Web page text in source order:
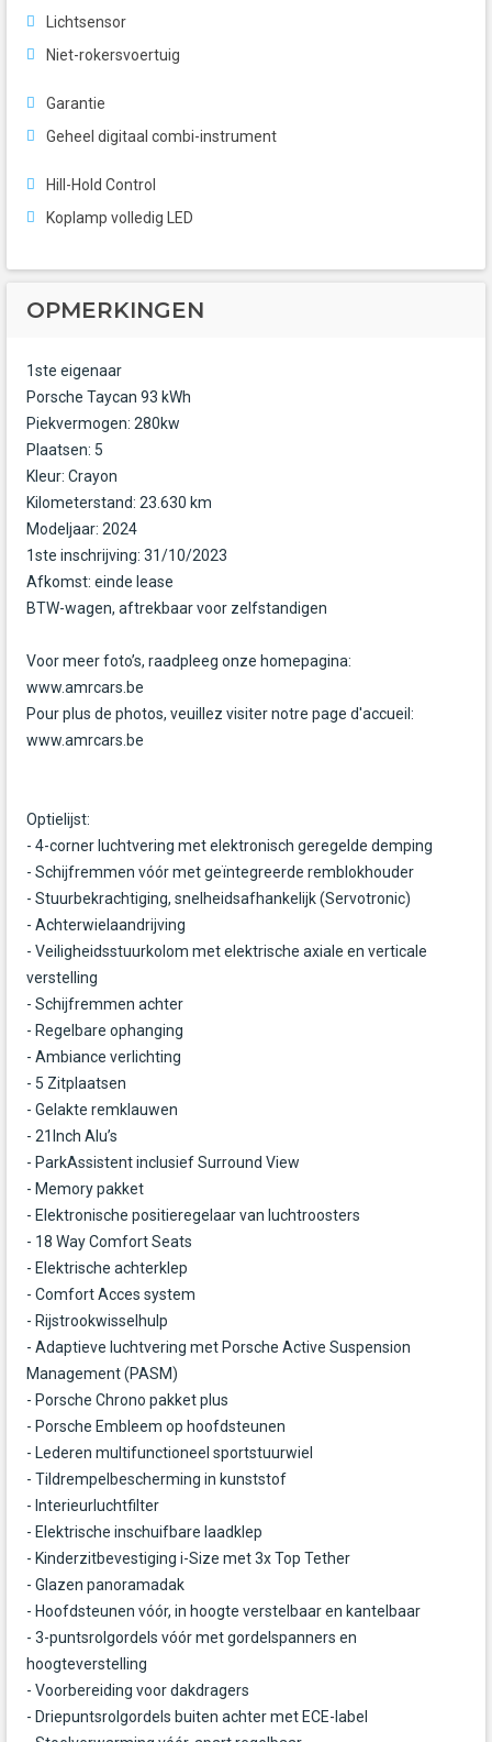
Lichtsensor
Niet-rokersvoertuig
Garantie
Geheel digitaal combi-instrument
Hill-Hold Control
Koplamp volledig LED
OPMERKINGEN
1ste eigenaar
Porsche Taycan 93 kWh
Piekvermogen: 280kw
Plaatsen: 5
Kleur: Crayon
Kilometerstand: 23.630 km
Modeljaar: 2024
1ste inschrijving: 31/10/2023
Afkomst: einde lease
BTW-wagen, aftrekbaar voor zelfstandigen
Voor meer foto’s, raadpleeg onze homepagina:
www.amrcars.be
Pour plus de photos, veuillez visiter notre page d'accueil:
www.amrcars.be
Optielijst:
- 4-corner luchtvering met elektronisch geregelde demping
- Schijfremmen vóór met geïntegreerde remblokhouder
- Stuurbekrachtiging, snelheidsafhankelijk (Servotronic)
- Achterwielaandrijving
- Veiligheidsstuurkolom met elektrische axiale en verticale
verstelling
- Schijfremmen achter
- Regelbare ophanging
- Ambiance verlichting
- 5 Zitplaatsen
- Gelakte remklauwen
- 21Inch Alu’s
- ParkAssistent inclusief Surround View
- Memory pakket
- Elektronische positieregelaar van luchtroosters
- 18 Way Comfort Seats
- Elektrische achterklep
- Comfort Acces system
- Rijstrookwisselhulp
- Adaptieve luchtvering met Porsche Active Suspension
Management (PASM)
- Porsche Chrono pakket plus
- Porsche Embleem op hoofdsteunen
- Lederen multifunctioneel sportstuurwiel
- Tildrempelbescherming in kunststof
- Interieurluchtfilter
- Elektrische inschuifbare laadklep
- Kinderzitbevestiging i-Size met 3x Top Tether
- Glazen panoramadak
- Hoofdsteunen vóór, in hoogte verstelbaar en kantelbaar
- 3-puntsrolgordels vóór met gordelspanners en
hoogteverstelling
- Voorbereiding voor dakdragers
- Driepuntsrolgordels buiten achter met ECE-label